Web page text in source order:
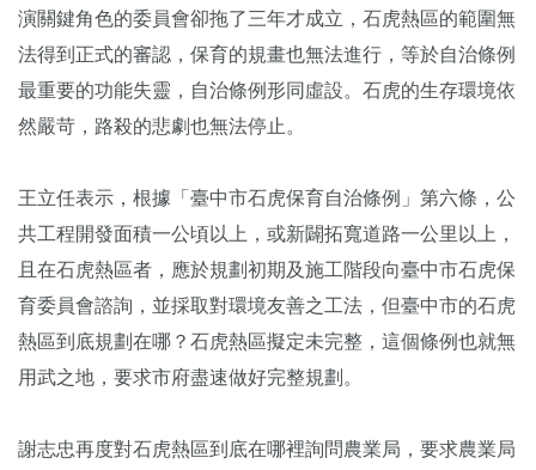
演關鍵角色的委員會卻拖了三年才成立，石虎熱區的範圍無
法得到正式的審認，保育的規畫也無法進行，等於自治條例
最重要的功能失靈，自治條例形同虛設。石虎的生存環境依
然嚴苛，路殺的悲劇也無法停止。
王立任表示，根據「臺中市石虎保育自治條例」第六條，公
共工程開發面積一公頃以上，或新闢拓寬道路一公里以上，
且在石虎熱區者，應於規劃初期及施工階段向臺中市石虎保
育委員會諮詢，並採取對環境友善之工法，但臺中市的石虎
熱區到底規劃在哪？石虎熱區擬定未完整，這個條例也就無
用武之地，要求市府盡速做好完整規劃。
謝志忠再度對石虎熱區到底在哪裡詢問農業局，要求農業局